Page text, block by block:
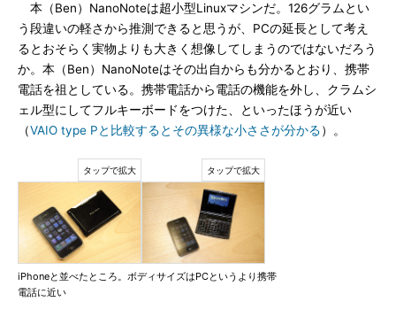
本（Ben）NanoNoteは超小型Linuxマシンだ。126グラムとい
う段違いの軽さから推測できると思うが、PCの延長として考え
るとおそらく実物よりも大きく想像してしまうのではないだろう
か。本（Ben）NanoNoteはその出自からも分かるとおり、携帯
電話を祖としている。携帯電話から電話の機能を外し、クラムシ
ェル型にしてフルキーボードをつけた、といったほうが近い
（VAIO type Pと比較するとその異様な小ささが分かる）。
iPhoneと並べたところ。ボディサイズはPCというより携帯
電話に近い